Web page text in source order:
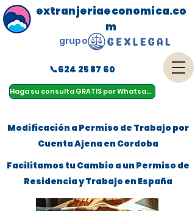
Haga su consulta GRATIS por Whatsapp
menu
extranjeriaeconomica.co
m
📞624 25 87 60
grupo
Modificación a Permiso de Trabajo por
Cuenta Ajena en Cordoba
Facilitamos tu Cambio a un Permiso de
Residencia y Trabajo en España